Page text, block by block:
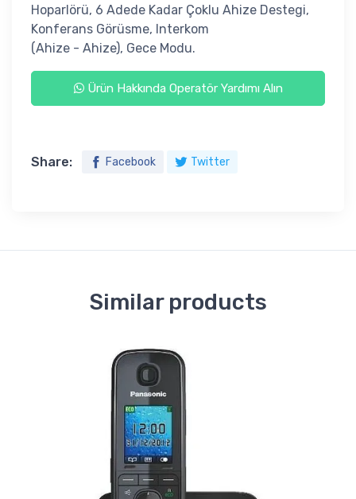
Hoparlörü, 6 Adede Kadar Çoklu Ahize Destegi,
Konferans Görüsme, Interkom
(Ahize - Ahize), Gece Modu.
Ürün Hakkında Operatör Yardımı Alın
Share: Facebook Twitter
Similar products